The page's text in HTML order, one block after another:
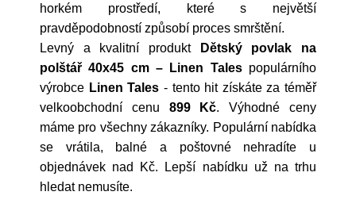
horkém prostředí, které s největší
pravděpodobností způsobí proces smrštění.
Levný a kvalitní produkt
Dětský povlak na
polštář 40x45 cm – Linen Talespopulárního
výrobce Linen Tales - tento hit získáte za téměř
velkoobchodní cenu 899 Kč. Výhodné ceny
máme pro všechny zákazníky. Populární nabídka
se vrátila, balné a poštovné nehradíte u
objednávek nad Kč. Lepší nabídku už na trhu
hledat nemusíte.